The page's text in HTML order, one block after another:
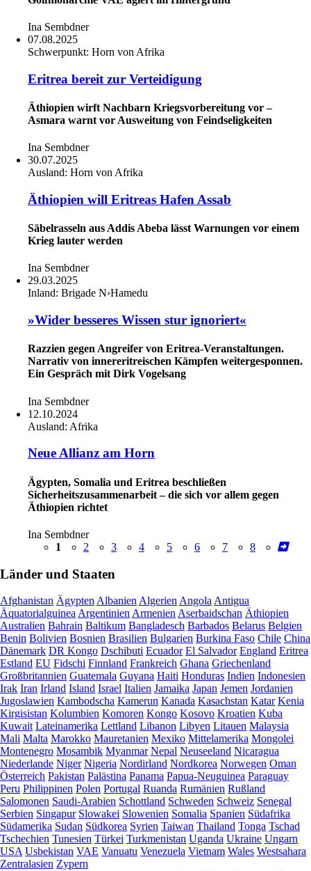
Ina Sembdner
07.08.2025
Schwerpunkt: Horn von Afrika
Eritrea bereit zur Verteidigung
Äthiopien wirft Nachbarn Kriegsvorbereitung vor –
Asmara warnt vor Ausweitung von Feindseligkeiten
Ina Sembdner
30.07.2025
Ausland: Horn von Afrika
Äthiopien will Eritreas Hafen Assab
Säbelrasseln aus Addis Abeba lässt Warnungen vor einem
Krieg lauter werden
Ina Sembdner
29.03.2025
Inland: Brigade N›Hamedu
»Wider besseres Wissen stur ignoriert«
Razzien gegen Angreifer von Eritrea-Veranstaltungen.
Narrativ von innereritreischen Kämpfen weitergesponnen.
Ein Gespräch mit Dirk Vogelsang
Ina Sembdner
12.10.2024
Ausland: Afrika
Neue Allianz am Horn
Ägypten, Somalia und Eritrea beschließen
Sicherheitszusammenarbeit – die sich vor allem gegen
Äthiopien richtet
Ina Sembdner
1
2 3 4 5 6 7 8
Länder und Staaten
Afghanistan Ägypten Albanien Algerien Angola Antigua
Äquatorialguinea Argentinien Armenien Aserbaidschan Äthiopien
Australien Bahrain Baltikum Bangladesch Barbados Belarus Belgien
Benin Bolivien Bosnien Brasilien Bulgarien Burkina Faso Chile China
Dänemark DR Kongo Dschibuti Ecuador El Salvador England Eritrea
Estland EU Fidschi Finnland Frankreich Ghana Griechenland
Großbritannien Guatemala Guyana Haiti Honduras Indien Indonesien
Irak Iran Irland Island Israel Italien Jamaika Japan Jemen Jordanien
Jugoslawien Kambodscha Kamerun Kanada Kasachstan Katar Kenia
Kirgisistan Kolumbien Komoren Kongo Kosovo Kroatien Kuba
Kuwait Lateinamerika Lettland Libanon Libyen Litauen Malaysia
Mali Malta Marokko Mauretanien Mexiko Mittelamerika Mongolei
Montenegro Mosambik Myanmar Nepal Neuseeland Nicaragua
Niederlande Niger Nigeria Nordirland Nordkorea Norwegen Oman
Österreich Pakistan Palästina Panama Papua-Neuguinea Paraguay
Peru Philippinen Polen Portugal Ruanda Rumänien Rußland
Salomonen Saudi-Arabien Schottland Schweden Schweiz Senegal
Serbien Singapur Slowakei Slowenien Somalia Spanien Südafrika
Südamerika Sudan Südkorea Syrien Taiwan Thailand Tonga Tschad
Tschechien Tunesien Türkei Turkmenistan Uganda Ukraine Ungarn
USA Usbekistan VAE Vanuatu Venezuela Vietnam Wales Westsahara
Zentralasien Zypern